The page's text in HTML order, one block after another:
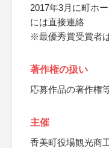
2017年3月に町ホ
には直接連絡
※最優秀賞受賞者
著作権の扱い
応募作品の著作権
主催
香美町役場観光商